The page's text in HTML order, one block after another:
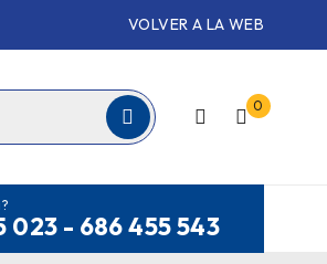
VOLVER A LA WEB
0
023 - 686 455 543